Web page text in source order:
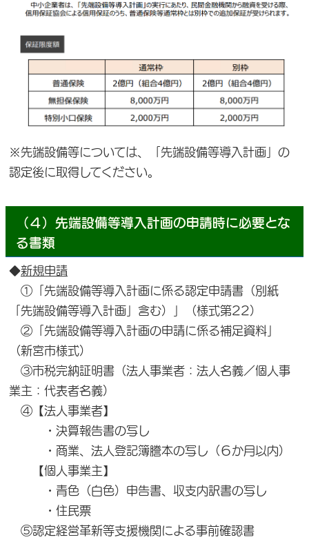
※先端設備等については、「先端設備等導入計画」の
認定後に取得してください。
（４）先端設備等導入計画の申請時に必要とな
る書類
◆新規申請
①「先端設備等導入計画に係る認定申請書（別紙
「先端設備等導入計画」含む）」（様式第22）
②「先端設備等導入計画の申請に係る補足資料」
（新宮市様式）
③市税完納証明書（法人事業者：法人名義／個人事
業主：代表者名義）
④【法人事業者】
・決算報告書の写し
・商業、法人登記簿謄本の写し（６か月以内）
【個人事業主】
・青色（白色）申告書、収支内訳書の写し
・住民票
⑤認定経営革新等支援機関による事前確認書